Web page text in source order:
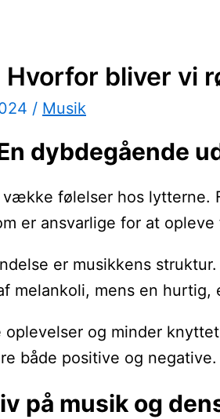
bliver vi
/ Musik
dybdegående
følelser hos lytterne.
er ansvarlige for at
er musikkens
melankoli, mens en
oplevelser og minder
både positive og negative.
på musik og